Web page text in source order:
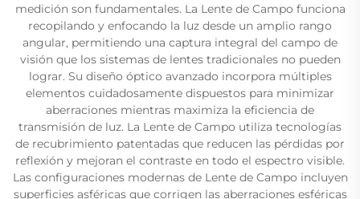
medición son fundamentales. La Lente de Campo funciona
recopilando y enfocando la luz desde un amplio rango
angular, permitiendo una captura integral del campo de
visión que los sistemas de lentes tradicionales no pueden
lograr. Su diseño óptico avanzado incorpora múltiples
elementos cuidadosamente dispuestos para minimizar
aberraciones mientras maximiza la eficiencia de
transmisión de luz. La Lente de Campo utiliza tecnologías
de recubrimiento patentadas que reducen las pérdidas por
reflexión y mejoran el contraste en todo el espectro visible.
Las configuraciones modernas de Lente de Campo incluyen
superficies asféricas que corrigen las aberraciones esféricas